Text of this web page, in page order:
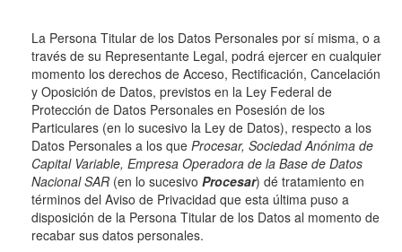
La Persona Titular de los Datos Personales por sí misma, o a
través de su Representante Legal, podrá ejercer en cualquier
momento los derechos de Acceso, Rectificación, Cancelación
y Oposición de Datos, previstos en la Ley Federal de
Protección de Datos Personales en Posesión de los
Particulares (en lo sucesivo la Ley de Datos), respecto a los
Datos Personales a los que Procesar, Sociedad Anónima de
Capital Variable, Empresa Operadora de la Base de Datos
Nacional SAR (en lo sucesivo Procesar) dé tratamiento en
términos del Aviso de Privacidad que esta última puso a
disposición de la Persona Titular de los Datos al momento de
recabar sus datos personales.